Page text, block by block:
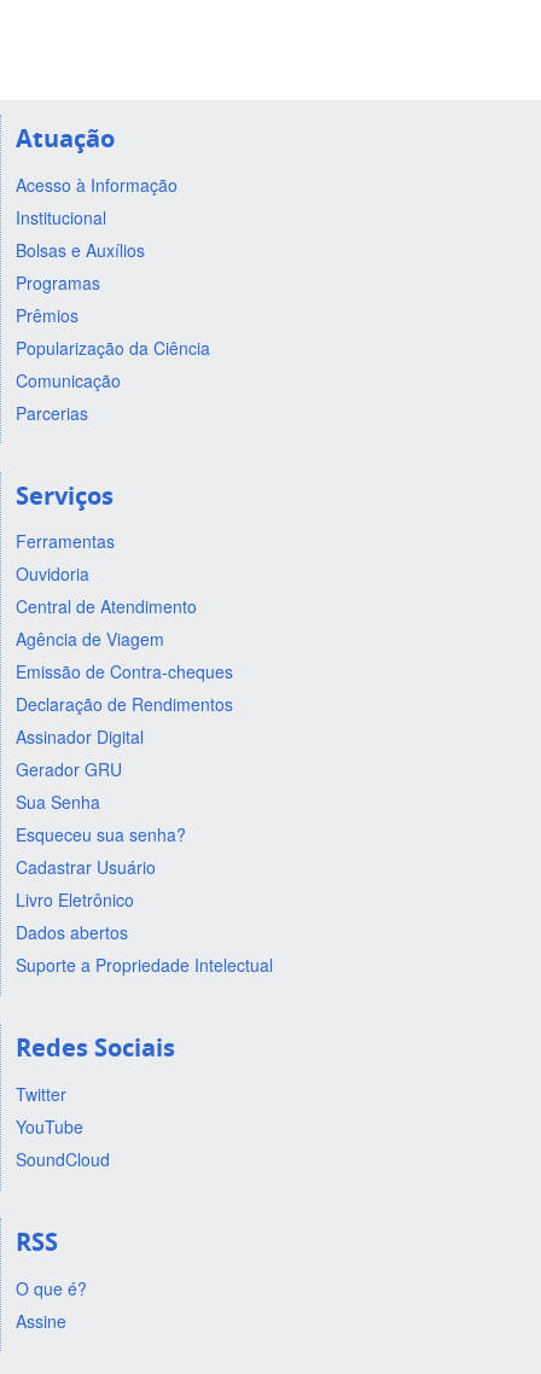
Atuação
Acesso à Informação
Institucional
Bolsas e Auxílios
Programas
Prêmios
Popularização da Ciência
Comunicação
Parcerias
Serviços
Ferramentas
Ouvidoria
Central de Atendimento
Agência de Viagem
Emissão de Contra-cheques
Declaração de Rendimentos
Assinador Digital
Gerador GRU
Sua Senha
Esqueceu sua senha?
Cadastrar Usuário
Livro Eletrônico
Dados abertos
Suporte a Propriedade Intelectual
Redes Sociais
Twitter
YouTube
SoundCloud
RSS
O que é?
Assine